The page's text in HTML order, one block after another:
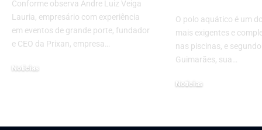
Conforme observa Andre Luiz Veiga
Lauria, empresário com experiência
em eventos de grande porte, fundador
e CEO da Prixan, empresa…
Notícias
O polo aquático é um
mais exigentes e
nas piscinas, e
Guimarães, sua…
Notícias